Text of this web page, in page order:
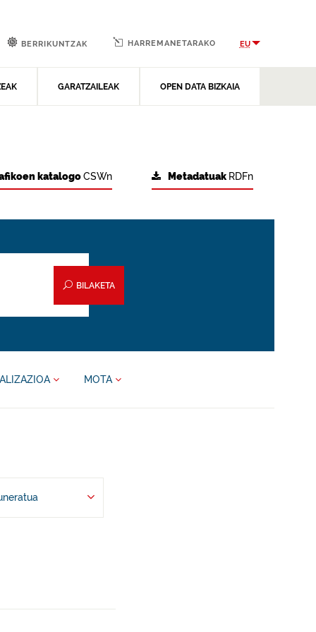
GARATZAILEAK OPEN DATA BIZKAIA
BERRIKUNTZAK HARREMANETARAKO EU
Metadatuak RDFn
katalogoCSWn
BILAKETA
MOTA